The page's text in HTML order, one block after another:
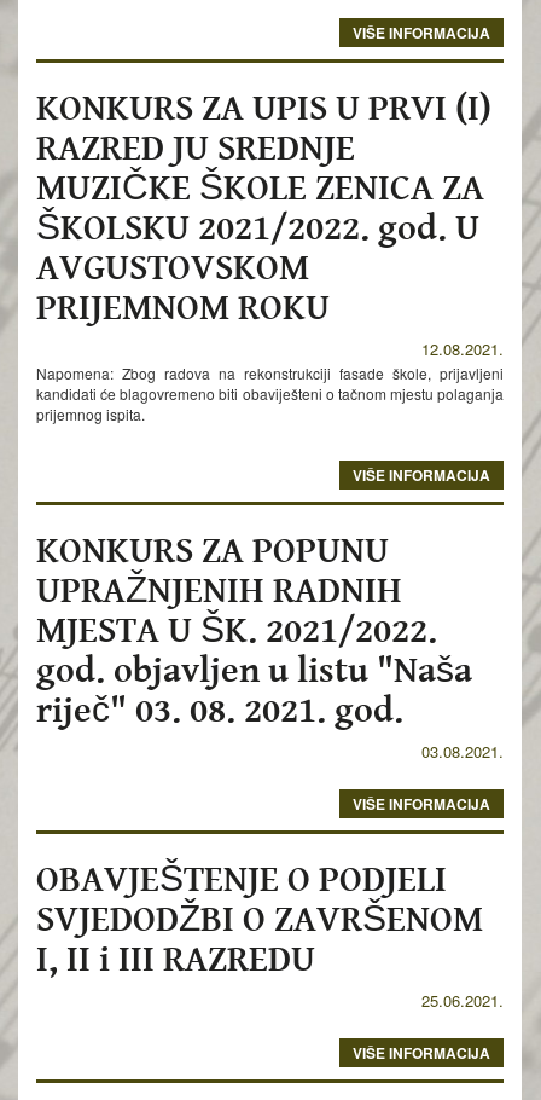
VIŠE INFORMACIJA
KONKURS ZA UPIS U PRVI (I)
RAZRED JU SREDNJE
MUZIČKE ŠKOLE ZENICA ZA
ŠKOLSKU 2021/2022. god. U
AVGUSTOVSKOM
PRIJEMNOM ROKU
12.08.2021.
Napomena: Zbog radova na rekonstrukciji fasade škole, prijavljeni
kandidati će blagovremeno biti obaviješteni o tačnom mjestu polaganja
prijemnog ispita.
VIŠE INFORMACIJA
KONKURS ZA POPUNU
UPRAŽNJENIH RADNIH
MJESTA U ŠK. 2021/2022.
god. objavljen u listu "Naša
riječ" 03. 08. 2021. god.
03.08.2021.
VIŠE INFORMACIJA
OBAVJEŠTENJE O PODJELI
SVJEDODŽBI O ZAVRŠENOM
I, II i III RAZREDU
25.06.2021.
VIŠE INFORMACIJA